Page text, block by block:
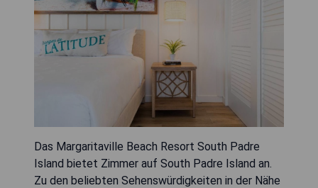
Das Margaritaville Beach Resort South Padre
Island bietet Zimmer auf South Padre Island an.
Zu den beliebten Sehenswürdigkeiten in der Nähe